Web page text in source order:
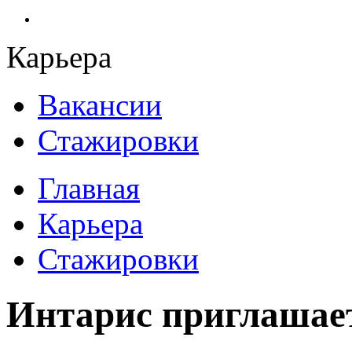
Карьера
Вакансии
Стажировки
Главная
Карьера
Стажировки
Интарис